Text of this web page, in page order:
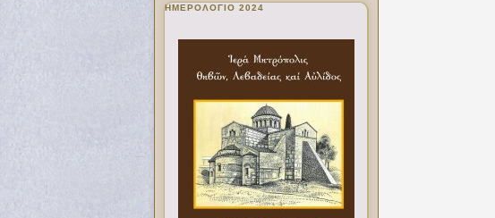
ΗΜΕΡΟΛΟΓΙΟ 2024